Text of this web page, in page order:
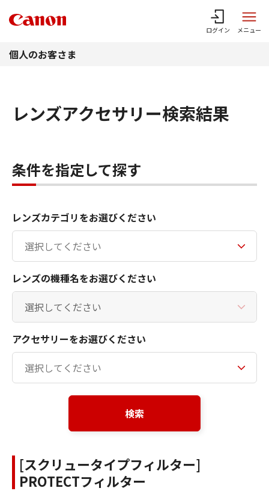
ログイン メニュー
個人のお客さま
レンズアクセサリー検索結果
条件を指定して探す
レンズカテゴリをお選びください
レンズの機種名をお選びください
アクセサリーをお選びください
検索
[スクリュータイプフィルター]
PROTECTフィルター